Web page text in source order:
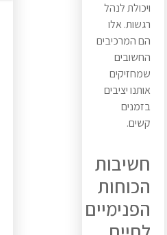
ויכולת לנהל
רגשות. אלו
הם המרכיבים
החשובים
שמחזיקים
אותנו יציבים
בזמנים
קשים.
חשיבות
הכוחות
הפנימיים